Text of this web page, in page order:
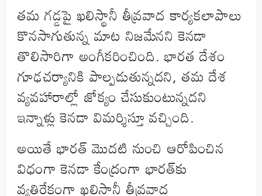
తమ గడ్డపై ఖలిస్థానీ తీవ్రవాద కార్యకలాపాలు
కొనసాగుతున్న మాట నిజమేనని కెనడా
తొలిసారిగా అంగీకరించింది. భారత దేశం
గూఢచర్యానికి పాల్పడుతున్నదని, తమ దేశ
వ్యవహారాల్లో జోక్యం చేసుకుంటున్నదని
ఇన్నాళ్లు కెనడా విమర్శిస్తూ వచ్చింది.
అయితే భారత్‌ మొదటి నుంచి ఆరోపించిన
విధంగా కెనడా కేంద్రంగా భారత్‌కు
వ్యతిరేకంగా ఖలిస్థానీ తీవ్రవాద